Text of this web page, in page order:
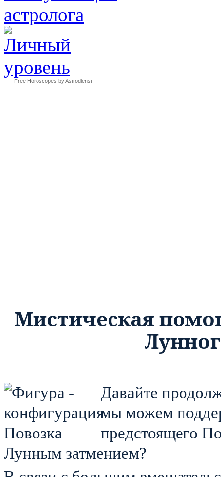
Free Horoscopes by Astrodienst
Мистическая
Давайте
мы можем
предстоящего
Лунным затмением?